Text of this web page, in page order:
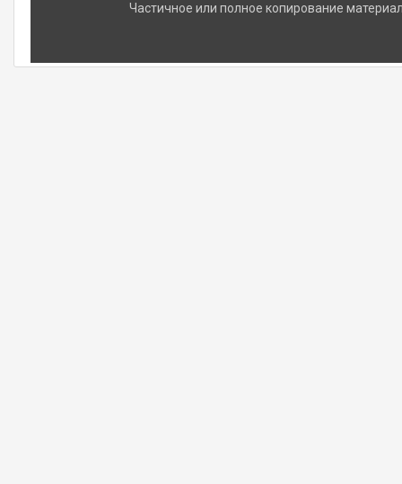
Частичное или полное копирование